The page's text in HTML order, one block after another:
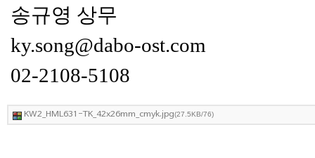
송규영 상무
ky.song@dabo-ost.com
02-2108-5108
KW2_HML631-TK_42x26mm_cmyk.jpg(27.5KB/76)